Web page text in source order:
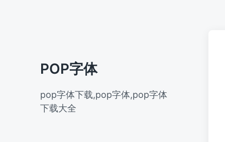
POP字体
pop字体下载,pop字体,pop字体
下载大全